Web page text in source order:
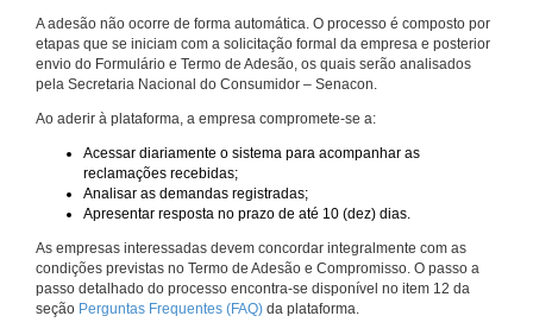
A adesão não ocorre de forma automática. O processo é composto por
etapas que se iniciam com a solicitação formal da empresa e posterior
envio do Formulário e Termo de Adesão, os quais serão analisados
pela Secretaria Nacional do Consumidor – Senacon.
Ao aderir à plataforma, a empresa compromete-se a:
Acessar diariamente o sistema para acompanhar as
reclamações recebidas;
Analisar as demandas registradas;
Apresentar resposta no prazo de até 10 (dez) dias.
As empresas interessadas devem concordar integralmente com as
condições previstas no Termo de Adesão e Compromisso. O passo a
passo detalhado do processo encontra-se disponível no item 12 da
seção Perguntas Frequentes (FAQ) da plataforma.